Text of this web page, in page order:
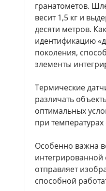
гранатометов.
весит 1,5 кг и
десяти метров.
идентификацию
поколения,
элементы
Термические
различать
оптимальных
при
Особенно важна
отправляет
способной